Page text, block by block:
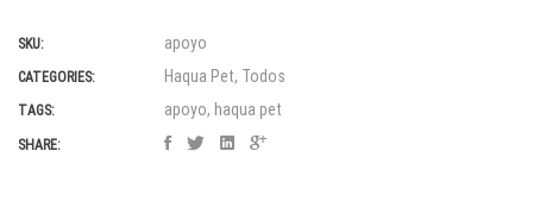
SKU: apoyo
CATEGORIES: Haqua Pet, Todos
TAGS: apoyo, haqua pet
SHARE: